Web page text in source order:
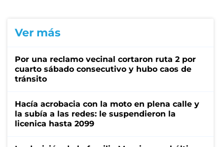
Ver más
Por una reclamo vecinal cortaron ruta 2 por
cuarto sábado consecutivo y hubo caos de
tránsito
Hacía acrobacia con la moto en plena calle y
la subía a las redes: le suspendieron la
licenica hasta 2099